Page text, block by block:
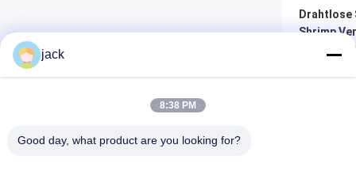
Drahtlose
Shrimp
Maschine
jack
8:38 PM
Good day, what product are you looking for?